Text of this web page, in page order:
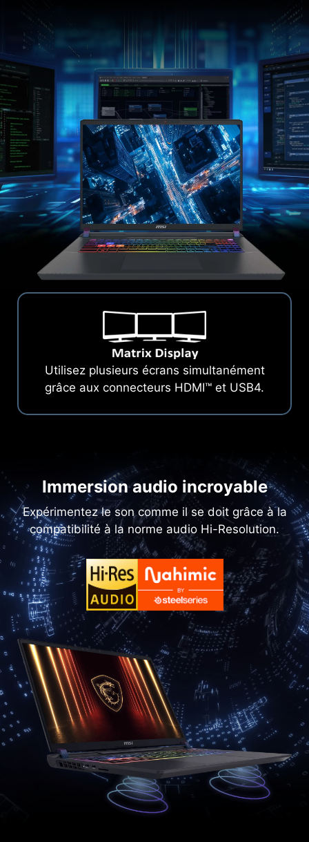
Utilisez plusieurs écrans simultanément
grâce aux connecteurs HDMI™ et USB4.
Immersion audio incroyable
Expérimentez le son comme il se doit grâce à la
compatibilité à la norme audio Hi-Resolution.